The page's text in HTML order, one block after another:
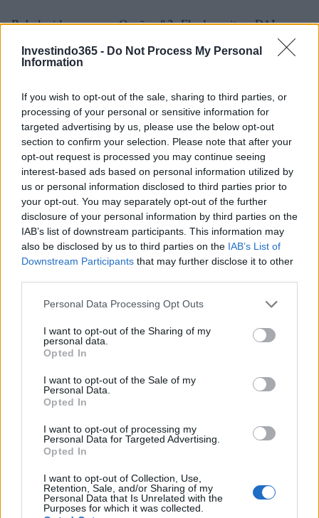
Investindo365 - Do Not Process My Personal
Information
If you wish to opt-out of the sale, sharing to third parties, or
processing of your personal or sensitive information for
targeted advertising by us, please use the below opt-out
section to confirm your selection. Please note that after your
opt-out request is processed you may continue seeing
interest-based ads based on personal information utilized by
us or personal information disclosed to third parties prior to
your opt-out. You may separately opt-out of the further
disclosure of your personal information by third parties on the
IAB’s list of downstream participants. This information may
also be disclosed by us to third parties on the IAB’s List of
Downstream Participants that may further disclose it to other
Please note that this website/app uses one or more Google
not limited to your visit or usage behaviour. You may click to
grant or deny consent to Google and its third-party tags to
use your data for below specified purposes in below Google
consent section.
Personal Data Processing Opt Outs
I want to opt-out of the Sharing of my
personal data.
Opted In
I want to opt-out of the Sale of my
Personal Data.
Opted In
I want to opt-out of processing my
Personal Data for Targeted Advertising.
Opted In
I want to opt-out of Collection, Use,
Retention, Sale, and/or Sharing of my
Personal Data that Is Unrelated with the
Purposes for which it was collected.
Bob decide exercer a Opção nº 2. Ele deposita o DAI no
pool de empréstimos do DAI em Aave.
composto 24 horas por dia, 7 dias por semana,
independentemente de a taxa de juros aumentar ou
diminuir.Mesmo que a taxa de juros do credor caia
para péssimos 0,00000000001%, Bob tecnicamente
ainda está ganhando. Por outro lado, a demanda por
empréstimos DAI pode aumentar e Bob está com um
confortável aumento de 20% + APY.
Enquanto não houver falhas bobas de contrato inteligente
como um hack,Bob sempre receberá seu depósito inicial
de volta.
irásempre voltara sua1.000.000,00 DAI principal +
juros ganhos. Isso é expandido na seção
não custodial
Por que Bob sempre
acontece se os mutuários não pagarem seus empréstimos
ou se recusarem a pagar o devido?
A questão dos tomadores de empréstimos instáveis ​​é
resolvida pelo Aave, permitindo apenas
com garantias excessivas.
Sem permissão